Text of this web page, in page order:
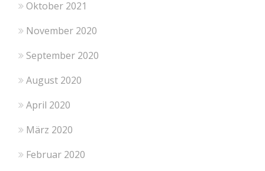
Oktober 2021
November 2020
September 2020
August 2020
April 2020
März 2020
Februar 2020